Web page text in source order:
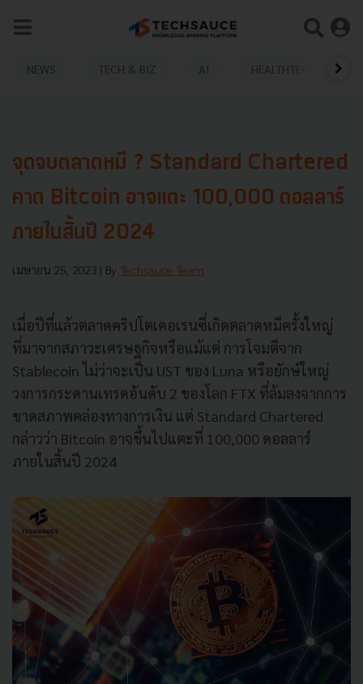
NEWS TECH & BIZ AI HEALTHTECH
จุดจบตลาดหมี ? Standard Chartered
คาด Bitcoin อาจแตะ 100,000 ดอลลาร์
ภายในสิ้นปี 2024
เมษายน 25, 2023 | By Techsauce Team
เมื่อปีที่แล้วตลาดคริปโตเคอเรนซี่เกิดตลาดหมีครั้งใหญ่
ที่มาจากสภาวะเศรษฐกิจหรือแม้แต่ การโจมตีจาก
Stablecoin ไม่ว่าจะเป็น UST ของ Luna หรือยักษ์ใหญ่
วงการกระดานเทรดอันดับ 2 ของโลก FTX ที่ล้มลงจากการ
ขาดสภาพคล่องทางการเงิน แต่ Standard Chartered
กล่าวว่า Bitcoin อาจขึ้นไปแตะที่ 100,000 ดอลลาร์
ภายในสิ้นปี 2024